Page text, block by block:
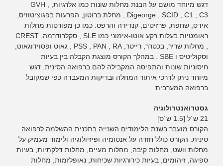
דגש מיוחד מושם על הבנת מחלות שונות כמו אלרגיות, GVH ,
Digeorge , SCID , C1 , C3 , מחלת ברוטון, הפרעות בפגוציטוזיס,
אידס, שחפת, פרזיטים, קנדידה והרפס. כמו כן מפורטות מחלות
ראומטיות בעלות רקע אוטו-אימוני כמו SLE , סקלרודרמה, CREST
, מחלות שריר, בכטרר, רייטר, PSS , PAN , RA , גאוט ופסוידוגאוט,
וסקוליטיס ו SBE . במהלך הקורס מוצגת הקבלה בין בעיות
חיסוניות שונות והתפיסה המקבילה להם ברפואה הסינית. דגש
מיוחד ניתן לדרכי איתור המחלה ובדיקות המעבדה כפי שמקובל
ברפואה המערבית.
גסטרואנטרולוגיה
21 ש´ל [1.5 ש´ס]
הקורס מועבר בשנת הלימודים השנייה בתכנית ההשלמה לרפואה
סינית. הקורס כולל חזרה על אנטומיה ופיזיולוגיה ולימוד מעמיק על
מחלות וושט, מחלות קיבה, מחלות מעיים, מחלות דלקתיות, בעיות
ספיגה, זיהומים, בעיות כירורגיות שכיחות, נאופלזמות, מחלות